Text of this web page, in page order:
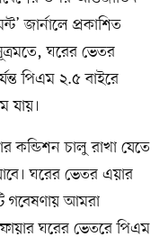
জার্নালে প্রকাশিত
ঘরের ভেতর
পিএম ২.৫ বাইরে
যায়।
কন্ডিশন চালু রাখা যেতে
ঘরের ভেতর এয়ার
গবেষণায় আমরা
ঘরের ভেতরে পিএম